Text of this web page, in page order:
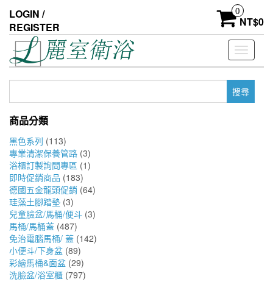
the
content
LOGIN /
REGISTER
0
NT$0
Toggle
鍵
商品分類
黑色系列 (113)
專業清潔保養管路 (3)
浴櫃訂製詢問專區 (1)
即時促銷商品 (183)
德國五金龍頭促銷 (64)
珪藻土腳踏墊 (3)
兒童臉盆/馬桶/便斗 (3)
馬桶/馬桶蓋 (487)
免治電腦馬桶/ 蓋 (142)
小便斗/下身盆 (89)
彩繪馬桶&面盆 (29)
洗臉盆/浴室櫃 (797)